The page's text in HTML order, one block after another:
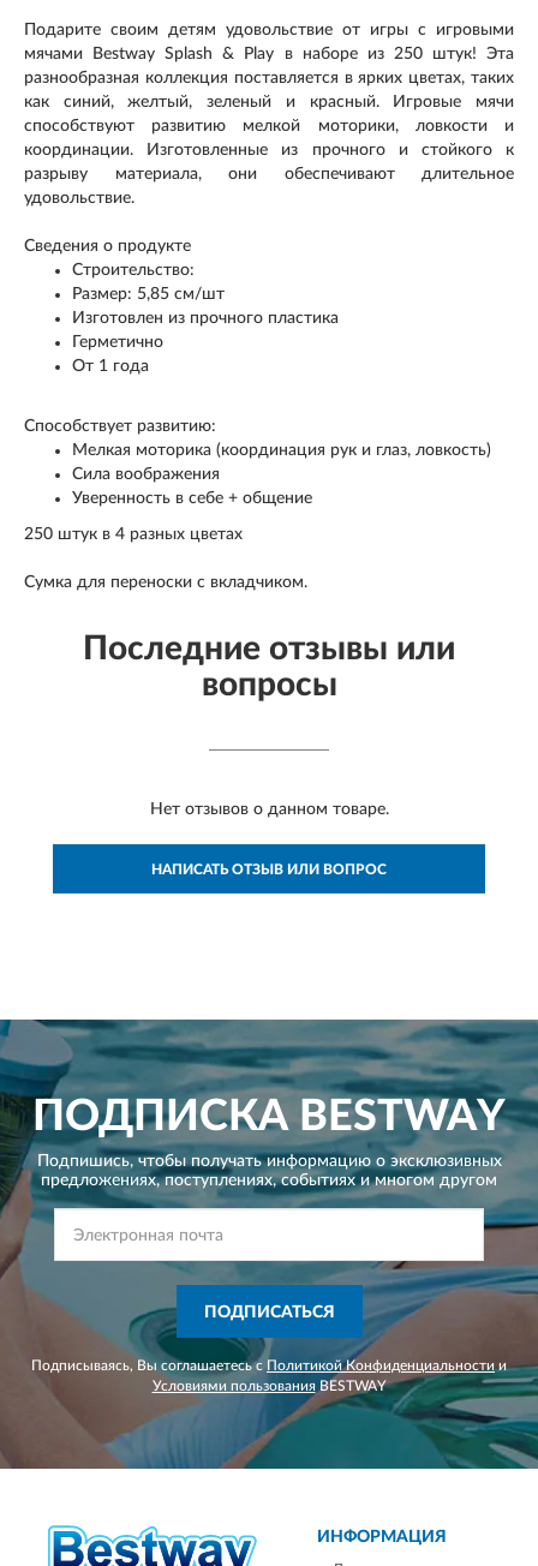
Подарите своим детям удовольствие от игры с игровыми
мячами Bestway Splash & Play в наборе из 250 штук! Эта
разнообразная коллекция поставляется в ярких цветах, таких
как синий, желтый, зеленый и красный. Игровые мячи
способствуют развитию мелкой моторики, ловкости и
координации. Изготовленные из прочного и стойкого к
разрыву материала, они обеспечивают длительное
удовольствие.
Сведения о продукте
Строительство:
Размер: 5,85 см/шт
Изготовлен из прочного пластика
Герметично
От 1 года
Способствует развитию:
Мелкая моторика (координация рук и глаз, ловкость)
Сила воображения
Уверенность в себе + общение
250 штук в 4 разных цветах
Сумка для переноски с вкладчиком.
Последние отзывы или
вопросы
Нет отзывов о данном товаре.
НАПИСАТЬ ОТЗЫВ ИЛИ ВОПРОС
ПОДПИСКАBESTWAY
Подпишись, чтобы получать информацию о эксклюзивных
предложениях,поступлениях, событиях и многом другом
ПОДПИСАТЬСЯ
Подписываясь, Вы соглашаетесь с Политикой Конфиденциальности и
Условиями пользованияBESTWAY
ИНФОРМАЦИЯ